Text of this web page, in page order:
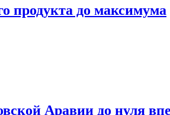
продукта до максимума
Аравии до нуля